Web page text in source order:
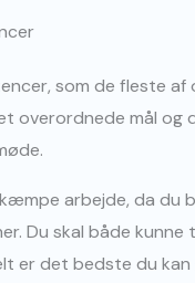
som de fleste
overordnede mål og
arbejde, da du
Du skal både
er det bedste du